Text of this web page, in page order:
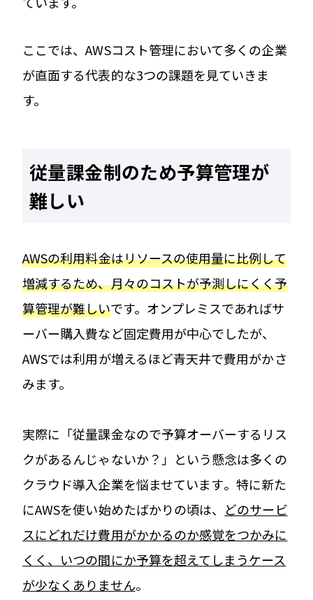
ここでは、AWSコスト管理において多くの企業
が直面する代表的な3つの課題を見ていきま
す。
従量課金制のため予算管理が
難しい
AWSの利用料金はリソースの使用量に比例して
増減するため、月々のコストが予測しにくく予
算管理が難しいです。オンプレミスであればサ
ーバー購入費など固定費用が中心でしたが、
AWSでは利用が増えるほど青天井で費用がかさ
みます。
実際に「従量課金なので予算オーバーするリス
クがあるんじゃないか？」という懸念は多くの
クラウド導入企業を悩ませています​。特に新た
にAWSを使い始めたばかりの頃は、
どのサービ
スにどれだけ費用がかかるのか感覚をつかみに
くく、いつの間にか予算を超えてしまうケース
が少なくありません。